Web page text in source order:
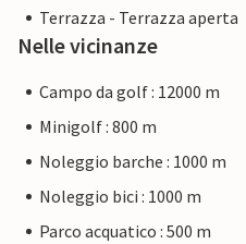
Terrazza - Terrazza aperta
Nelle vicinanze
Campo da golf : 12000 m
Minigolf : 800 m
Noleggio barche : 1000 m
Noleggio bici : 1000 m
Parco acquatico : 500 m